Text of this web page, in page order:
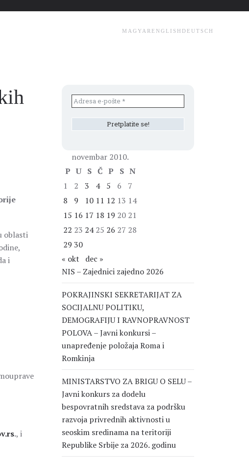
MAGYAR ENGLISH DEUTSCH
oblasti
i
., i
novembar 2010.
P U S Č P S N
1
2 3 4 5 6
7
8
9 10 11 12 13 14
15 16 17 18 19 20 21
22 23 24 25 26 27 28
29 30
« okt
dec »
NIS – Zajednici zajedno 2026
POKRAJINSKI SEKRETARIJAT ZA
SOCIJALNU POLITIKU,
DEMOGRAFIJU I RAVNOPRAVNOST
POLOVA – Javni konkursi –
unapređenje položaja Roma i
Romkinja
MINISTARSTVO ZA BRIGU O SELU –
Javni konkurs za dodelu
bespovratnih sredstava za podršku
razvoja privrednih aktivnosti u
seoskim sredinama na teritoriji
Republike Srbije za 2026. godinu